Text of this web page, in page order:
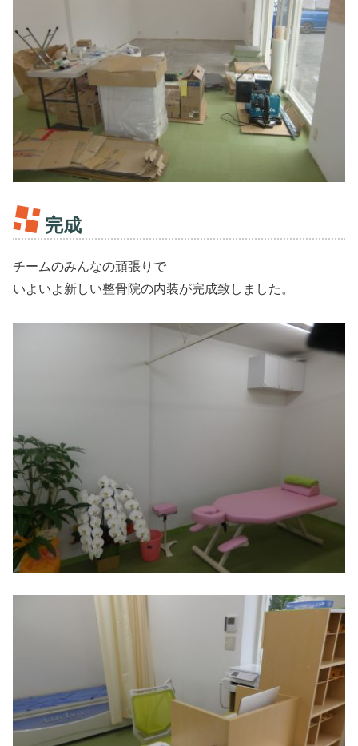
完成
チームのみんなの頑張りで
いよいよ新しい整骨院の内装が完成致しました。